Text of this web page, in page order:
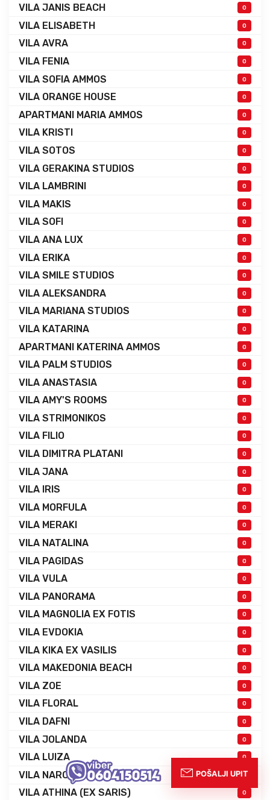
VILA JANIS BEACH 0
VILA ELISABETH 0
VILA AVRA 0
VILA FENIA 0
VILA SOFIA AMMOS 0
VILA ORANGE HOUSE 0
APARTMANI MARIA AMMOS 0
VILA KRISTI 0
VILA SOTOS 0
VILA GERAKINA STUDIOS 0
VILA LAMBRINI 0
VILA MAKIS 0
VILA SOFI 0
VILA ANA LUX 0
VILA ERIKA 0
VILA SMILE STUDIOS 0
VILA ALEKSANDRA 0
VILA MARIANA STUDIOS 0
VILA KATARINA 0
APARTMANI KATERINA AMMOS 0
VILA PALM STUDIOS 0
VILA ANASTASIA 0
VILA AMY'S ROOMS 0
VILA STRIMONIKOS 0
VILA FILIO 0
VILA DIMITRA PLATANI 0
VILA JANA 0
VILA IRIS 0
VILA MORFULA 0
VILA MERAKI 0
VILA NATALINA 0
VILA PAGIDAS 0
VILA VULA 0
VILA PANORAMA 0
VILA MAGNOLIA EX FOTIS 0
VILA EVDOKIA 0
VILA KIKA EX VASILIS 0
VILA MAKEDONIA BEACH 0
VILA ZOE 0
VILA FLORAL 0
VILA DAFNI 0
VILA JOLANDA 0
VILA LUIZA 0
VILA NARCIS
VILA ATHINA (EX SARIS) 0